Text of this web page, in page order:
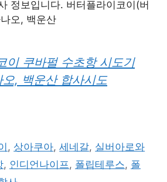
정보입니다. 버터플라이코이(버
오, 백운산
이 쿠바펄 수초항 시도기
, 백운산 합사시도
, 상아쿠아,세네갈, 실버아로와
, 인디언나이프, 폴립테루스, 폴